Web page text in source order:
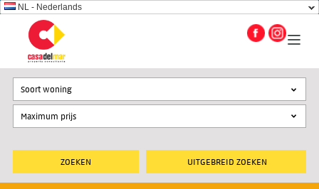
NL - Nederlands
UITGEBREID ZOEKEN
Soort woning